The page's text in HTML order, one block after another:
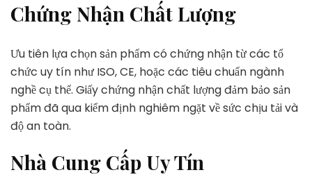
Chứng Nhận Chất Lượng
Ưu tiên lựa chọn sản phẩm có chứng nhận từ các tổ
chức uy tín như ISO, CE, hoặc các tiêu chuẩn ngành
nghề cụ thể. Giấy chứng nhận chất lượng đảm bảo sản
phẩm đã qua kiểm định nghiêm ngặt về sức chịu tải và
độ an toàn.
Nhà Cung Cấp Uy Tín